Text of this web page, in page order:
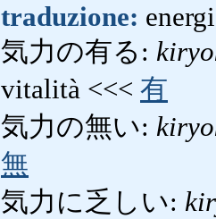
traduzione:
気力の有る:
vitalità <<< 有
気力の無い:
無
気力に乏しい: